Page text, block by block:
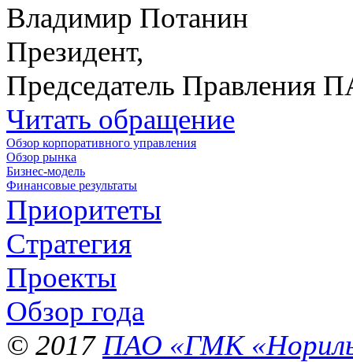
Владимир Потанин
Президент,
Председатель Правления
Читать обращение
Обзор корпоративного управления
Обзор рынка
Бизнес-модель
Финансовые результаты
Приоритеты
Стратегия
Проекты
Обзор года
© 2017 ПАО «ГМК